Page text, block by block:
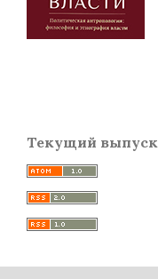
Текущий выпуск